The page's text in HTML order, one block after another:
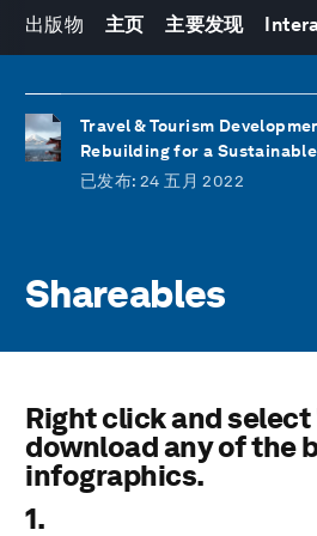
出版物 主页 主要发现
Travel & Tourism
Rebuilding for a
已发布: 24 五月 2022
Shareables
Right click and select
download any of the
infographics.
1.